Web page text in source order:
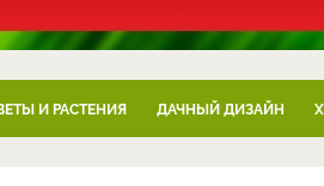
И РАСТЕНИЯ ДАЧНЫЙ ДИЗАЙН